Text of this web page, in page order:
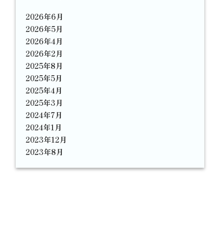
2026年6月
2026年5月
2026年4月
2026年2月
2025年8月
2025年5月
2025年4月
2025年3月
2024年7月
2024年1月
2023年12月
2023年8月